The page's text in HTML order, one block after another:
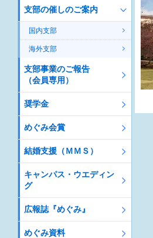
支部の催しのご案内
国内支部
海外支部
支部事業のご報告
（会員専用）
奨学金
めぐみ会賞
結婚支援（ＭＭＳ）
キャンパス・ウエディン
グ
広報誌『めぐみ』
めぐみ資料